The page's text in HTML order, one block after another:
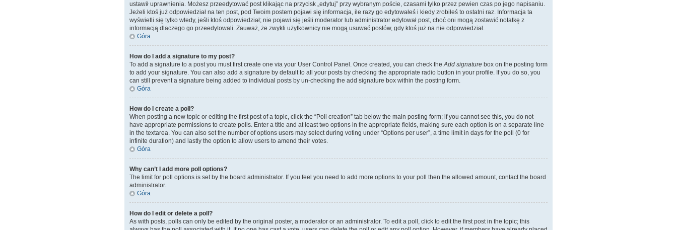
ustawił uprawnienia. Możesz przeedytować post klikając na przycisk „edytuj” przy wybranym poście, czasami tylko przez pewien czas po jego napisaniu.
Jeżeli ktoś już odpowiedział na ten post, pod Twoim postem pojawi się informacja, ile razy go edytowałeś i kiedy zrobiłeś to ostatni raz. Informacja ta
wyświetli się tylko wtedy, jeśli ktoś odpowiedział; nie pojawi się jeśli moderator lub administrator edytował post, choć oni mogą zostawić notatkę z
informacją dlaczego go przeedytowali. Zauważ, że zwykli użytkownicy nie mogą usuwać postów, gdy ktoś już na nie odpowiedział.
Góra
How do I add a signature to my post?
To add a signature to a post you must first create one via your User Control Panel. Once created, you can check theAdd signature box on the posting form
to add your signature. You can also add a signature by default to all your posts by checking the appropriate radio button in your profile. If you do so, you
can still prevent a signature being added to individual posts by un-checking the add signature box within the posting form.
Góra
How do I create a poll?
When posting a new topic or editing the first post of a topic, click the “Poll creation” tab below the main posting form; if you cannot see this, you do not
have appropriate permissions to create polls. Enter a title and at least two options in the appropriate fields, making sure each option is on a separate line
in the textarea. You can also set the number of options users may select during voting under “Options per user”, a time limit in days for the poll (0 for
infinite duration) and lastly the option to allow users to amend their votes.
Góra
Why can’t I add more poll options?
The limit for poll options is set by the board administrator. If you feel you need to add more options to your poll then the allowed amount, contact the board
administrator.
Góra
How do I edit or delete a poll?
As with posts, polls can only be edited by the original poster, a moderator or an administrator. To edit a poll, click to edit the first post in the topic; this